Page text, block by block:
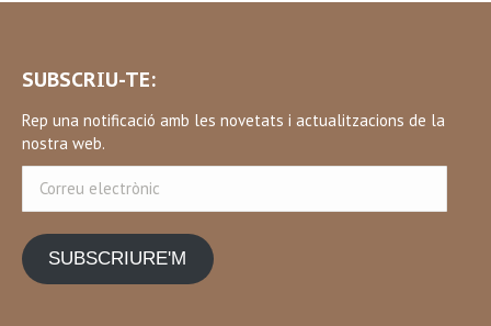
SUBSCRIU-TE:
Rep una notificació amb les novetats i actualitzacions de la
nostra web.
electrònic
SUBSCRIURE'M